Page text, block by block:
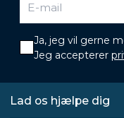
Ja, jeg vil gerne
Jeg accepterer
Lad os hjælpe dig